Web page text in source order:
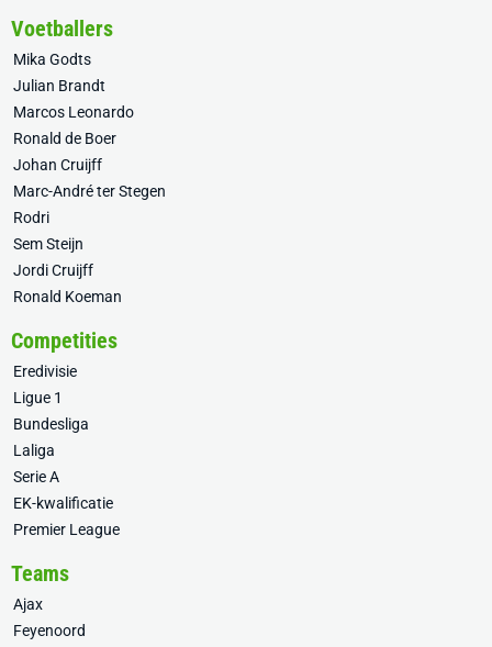
Voetballers
Mika Godts
Julian Brandt
Marcos Leonardo
Ronald de Boer
Johan Cruijff
Marc-André ter Stegen
Rodri
Sem Steijn
Jordi Cruijff
Ronald Koeman
Competities
Eredivisie
Ligue 1
Bundesliga
Laliga
Serie A
EK-kwalificatie
Premier League
Teams
Ajax
Feyenoord